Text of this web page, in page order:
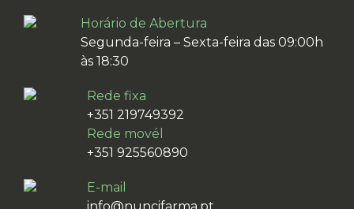
Horário de Abertura
Segunda-feira – Sexta-feira das 09:00h
às 18:30
Rede fixa
+351 219749392
Rede movél
+351 925560890
E-mail